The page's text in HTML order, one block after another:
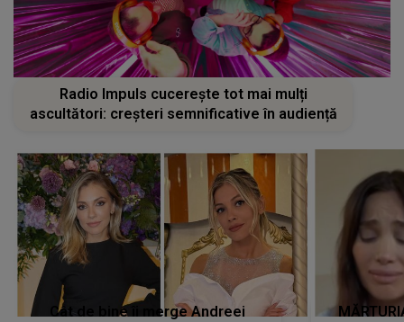
Radio Impuls cucerește tot mai mulți
ascultători: creșteri semnificative în audiență
Cât de bine îi merge Andreei